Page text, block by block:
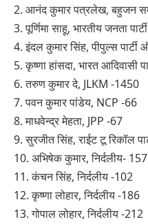
2. आनंद कुमार पत्रलेख, बहुजन
3. पूर्णिमा साहू, भारतीय जनता
4. इंदल कुमार सिंह, पीपुल्स
5. कृष्णा हांसदा, भारत आदिवासी
6. तरुण कुमार दे, JLKM -1450
7. पवन कुमार पांडेय, NCP -66
8. माधवेन्द्र मेहता, JPP -67
9. सुरजीत सिंह, राईट टू रिकॉल
10. अभिषेक कुमार, निर्दलीय- 157
11. कंचन सिंह, निर्दलीय -102
12. कृष्णा लोहार, निर्दलीय -186
13. गोपाल लोहार, निर्दलीय -212